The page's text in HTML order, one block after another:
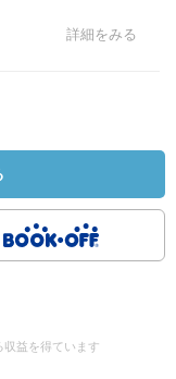
詳細をみる
益を得ています